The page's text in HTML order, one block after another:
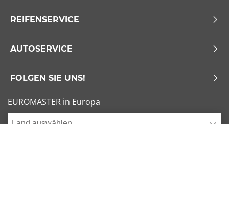
REIFENSERVICE
AUTOSERVICE
FOLGEN SIE UNS!
EUROMASTER in Europa
Land auswählen